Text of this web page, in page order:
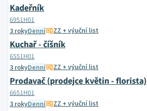
Kadeřník
6951H01
3 rokyDenní ZZ + výuční list
Kuchař - číšník
6551H01
3 rokyDenní ZZ + výuční list
Prodavač (prodejce květin - florista)
6651H01
3 rokyDenní ZZ + výuční list